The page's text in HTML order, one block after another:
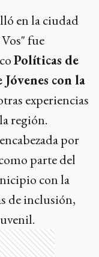
en la ciudad
fue
Políticas de
con la
experiencias
región.
por
parte del
con la
de inclusión,